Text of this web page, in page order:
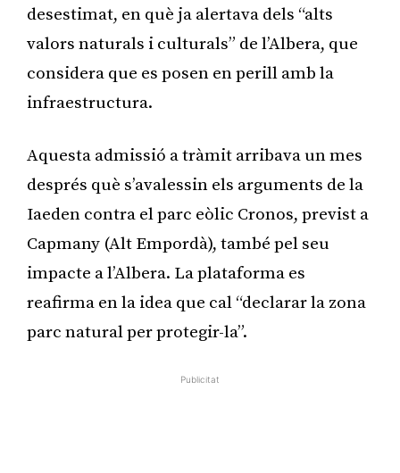
desestimat, en què ja alertava dels “alts
valors naturals i culturals” de l’Albera, que
considera que es posen en perill amb la
infraestructura.
Aquesta admissió a tràmit arribava un mes
després què s’avalessin els arguments de la
Iaeden contra el parc eòlic Cronos, previst a
Capmany (Alt Empordà), també pel seu
impacte a l’Albera. La plataforma es
reafirma en la idea que cal “declarar la zona
parc natural per protegir-la”.
Publicitat